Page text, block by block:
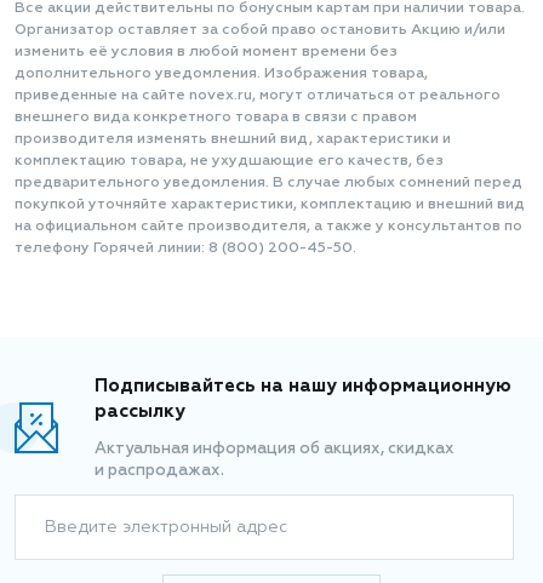
Все акции действительны по бонусным картам при наличии товара.
Организатор оставляет за собой право остановить Акцию и/или
изменить её условия в любой момент времени без
дополнительного уведомления. Изображения товара,
приведенные на сайте novex.ru, могут отличаться от реального
внешнего вида конкретного товара в связи с правом
производителя изменять внешний вид, характеристики и
комплектацию товара, не ухудшающие его качеств, без
предварительного уведомления. В случае любых сомнений перед
покупкой уточняйте характеристики, комплектацию и внешний вид
на официальном сайте производителя, а также у консультантов по
телефону Горячей линии: 8 (800) 200-45-50.
Подписывайтесь на нашу информационную
рассылку
Актуальная информация об акциях, скидках
и распродажах.
Введите электронный адрес